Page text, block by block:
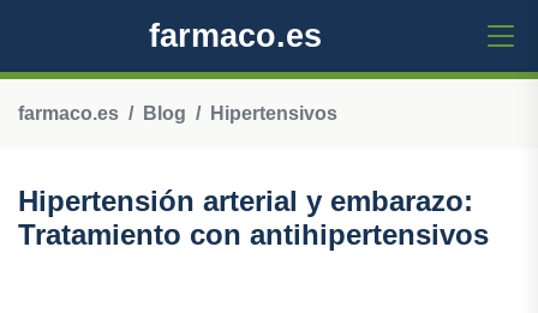
farmaco.es
farmaco.es Blog Hipertensivos
Hipertensión arterial y embarazo:
Tratamiento con antihipertensivos